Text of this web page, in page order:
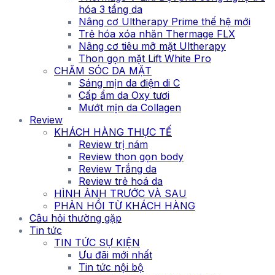
hóa 3 tầng da
Nâng cơ Ultherapy Prime thế hệ mới
Trẻ hóa xóa nhăn Thermage FLX
Nâng cơ tiêu mỡ mặt Ultherapy
Thon gọn mặt Lift White Pro
CHĂM SÓC DA MẶT
Sáng mịn da điện di C
Cấp ẩm da Oxy tươi
Mướt mịn da Collagen
Review
KHÁCH HÀNG THỰC TẾ
Review trị nám
Review thon gọn body
Review Trắng da
Review trẻ hoá da
HÌNH ẢNH TRƯỚC VÀ SAU
PHẢN HỒI TỪ KHÁCH HÀNG
Câu hỏi thường gặp
Tin tức
TIN TỨC SỰ KIỆN
Ưu đãi mới nhất
Tin tức nội bộ